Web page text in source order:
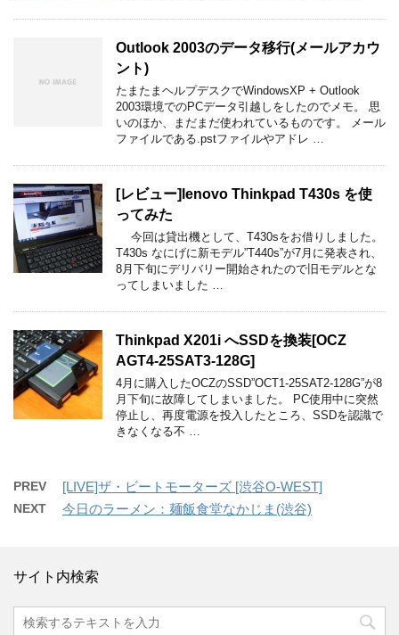
Outlook 2003のデータ移行(メールアカウ
ント)
たまたまヘルプデスクでWindowsXP + Outlook
2003環境でのPCデータ引越しをしたのでメモ。 思
いのほか、まだまだ使われているものです。 メール
ファイルである.pstファイルやアドレ …
[レビュー]lenovo Thinkpad T430s を使
ってみた
今回は貸出機として、T430sをお借りしました。
T430s なにげに新モデル”T440s”が7月に発表され、
8月下旬にデリバリー開始されたので旧モデルとな
ってしまいました …
Thinkpad X201i へSSDを換装[OCZ
AGT4-25SAT3-128G]
4月に購入したOCZのSSD”OCT1-25SAT2-128G”が8
月下旬に故障してしまいました。 PC使用中に突然
停止し、再度電源を投入したところ、SSDを認識で
きなくなる不 …
PREV [LIVE]ザ・ビートモーターズ [渋谷O-WEST]
NEXT 今日のラーメン：麺飯食堂なかじま(渋谷)
サイト内検索